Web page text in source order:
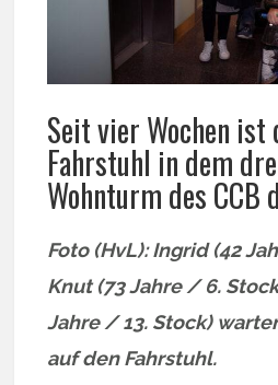
Seit vier Wochen ist
Fahrstuhl in dem
Wohnturm des CCB
Foto (HvL): Ingrid (42
Knut (73 Jahre / 6.
Jahre / 13. Stock)
auf den Fahrstuhl.